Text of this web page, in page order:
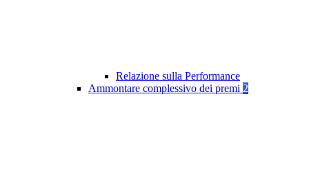
Relazione sulla Performance
Ammontare complessivo dei premi 2